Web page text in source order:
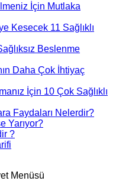
İçin Mutlaka
Kesecek 11 Sağlıklı
Beslenme
Daha Çok İhtiyaç
İçin 10 Çok Sağlıklı
Faydaları Nelerdir?
Yarıyor?
?
Menüsü